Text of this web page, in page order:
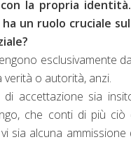
la propria
un ruolo cruciale
esclusivamente
o autorità, anzi.
accettazione sia
che conti di più
sia alcuna